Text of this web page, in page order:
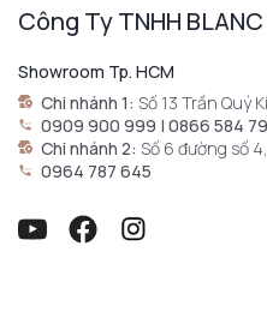
Công Ty TNHH
Showroom Tp. HCM
Chi nhánh 1: Số 13 Trần Quý
0909 900 999 | 0866 584
Chi nhánh 2: Số 6 đường số
0964 787 645